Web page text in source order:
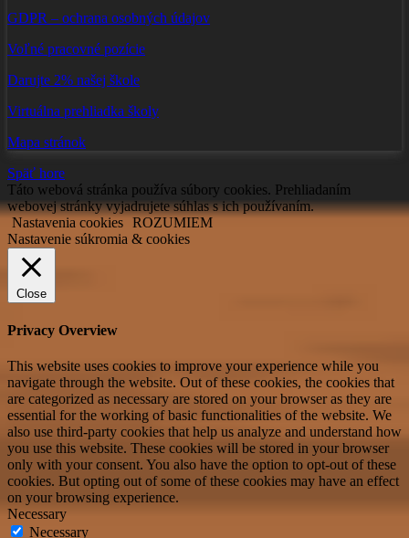
GDPR – ochrana osobných údajov
Voľné pracovné pozície
Darujte 2% našej škole
Virtuálna prehliadka školy
Mapa stránok
Späť hore
Táto webová stránka používa súbory cookies. Prehliadaním
webovej stránky vyjadrujete súhlas s ich používaním.
Nastavenia cookies ROZUMIEM
Nastavenie súkromia & cookies
Close
Privacy Overview
This website uses cookies to improve your experience while you
navigate through the website. Out of these cookies, the cookies that
are categorized as necessary are stored on your browser as they are
essential for the working of basic functionalities of the website. We
also use third-party cookies that help us analyze and understand how
you use this website. These cookies will be stored in your browser
only with your consent. You also have the option to opt-out of these
cookies. But opting out of some of these cookies may have an effect
on your browsing experience.
Necessary
Necessary